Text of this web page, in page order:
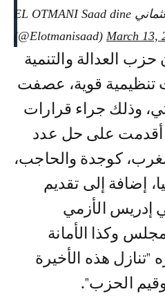
— سعد الدين العثماني EL OTMANI Saad dine
(@Elotmanisaad) March 13,
العدالة والتنمية
قوية، عصفت
وذلك جراء قرارات
أقدمت على حل عدد
كوجدة والحاجب،
إضافة إلى تقديم
إدريس الأزمي
وكذا الأمانة
"تنازل هذه الأخيرة
الحزب".